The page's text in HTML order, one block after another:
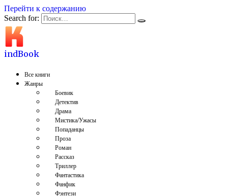
Перейти к содержанию
Search for:
indBook
Все книги
Жанры
Боевик
Детектив
Драма
Мистика/Ужасы
Попаданцы
Проза
Роман
Рассказ
Триллер
Фантастика
Фанфик
Фэнтези